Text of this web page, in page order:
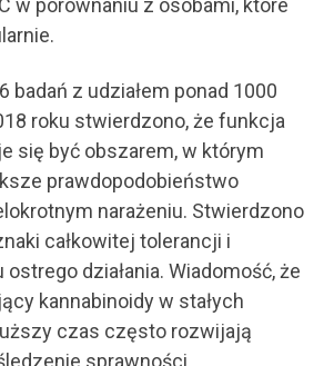
w porównaniu z osobami, które
badań z udziałem ponad 1000
roku stwierdzono, że funkcja
się być obszarem, w którym
prawdopodobieństwo
narażeniu. Stwierdzono
całkowitej tolerancji i
ostrego działania. Wiadomość, że
kannabinoidy w stałych
czas często rozwijają
sprawności